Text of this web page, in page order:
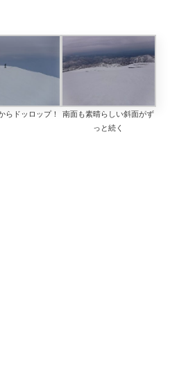
らドッロップ！
南面も素晴らしい斜面がず
っと続く